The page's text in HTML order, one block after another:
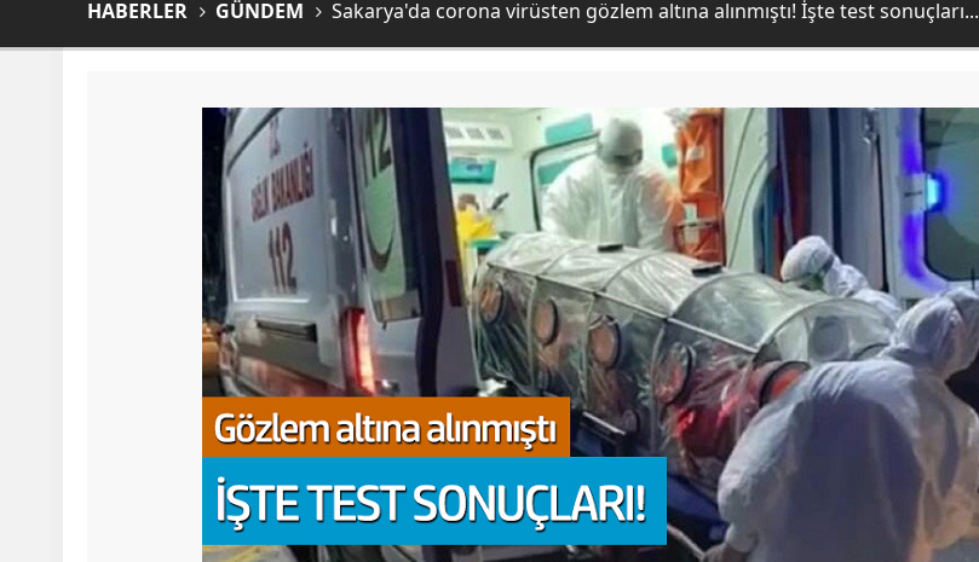
HABERLER GÜNDEM Sakarya'da corona virüsten gözlem altına alınmıştı! İşte test sonuçları...